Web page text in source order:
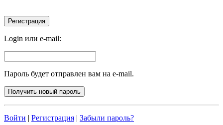
Login или e-mail:
Пароль будет отправлен вам на e-mail.
Войти | Регистрация | Забыли пароль?